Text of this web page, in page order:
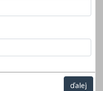
ďalej